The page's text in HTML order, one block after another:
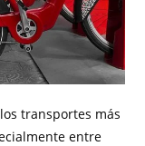
transportes más
entre